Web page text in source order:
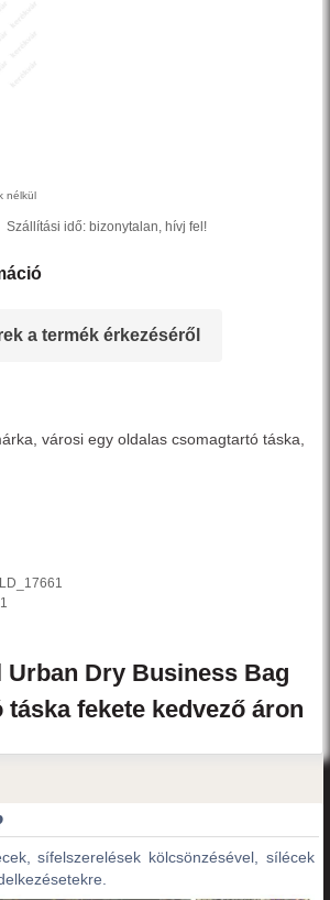
nélkül
Szállítási idő: bizonytalan, hívj fel!
a termék érkezéséről
városi egy oldalas csomagtartó táska,
Urban Dry Business Bag
táskafekete kedvező áron
sífelszerelések kölcsönzésével, sílécek